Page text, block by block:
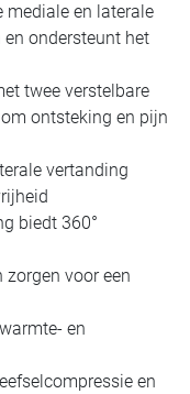
mediale en laterale
ondersteunt het
twee verstelbare
ontsteking en pijn
vertanding
biedt 360°
voor een
en
en